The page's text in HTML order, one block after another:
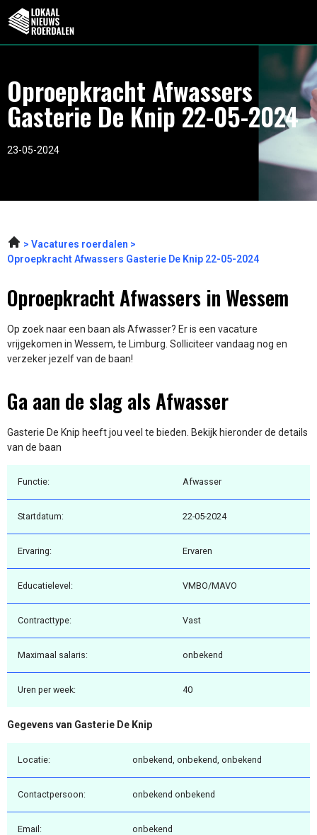
Oproepkracht Afwassers
Gasterie De Knip 22-05-2024
23-05-2024
Vacatures roerdalen
Oproepkracht Afwassers Gasterie De Knip 22-05-2024
Oproepkracht Afwassers in Wessem
Op zoek naar een baan als Afwasser? Er is een vacature
vrijgekomen in Wessem, te Limburg. Solliciteer vandaag nog en
verzeker jezelf van de baan!
Ga aan de slag als Afwasser
Gasterie De Knip heeft jou veel te bieden. Bekijk hieronder de details
van de baan
Functie: Afwasser
Startdatum: 22-05-2024
Ervaring: Ervaren
Educatielevel: VMBO/MAVO
Contracttype: Vast
Maximaal salaris: onbekend
Uren per week: 40
Gegevens van Gasterie De Knip
Locatie: onbekend, onbekend, onbekend
Contactpersoon: onbekend onbekend
Email: onbekend